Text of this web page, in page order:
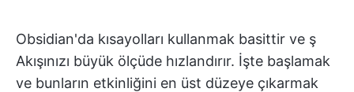
Obsidian'da kısayolları kullanmak basittir ve ş
Akışınızı büyük ölçüde hızlandırır. İşte başlamak
ve bunların etkinliğini en üst düzeye çıkarmak